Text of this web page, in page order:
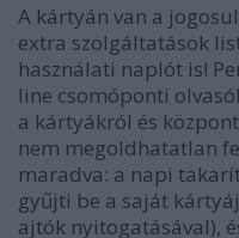
A kártyán van a
extra szolgáltatások
használati naplót is!
line csomóponti
a kártyákról és
nem megoldhatatlan
maradva: a napi
gyűjti be a saját
ajtók nyitogatásával),